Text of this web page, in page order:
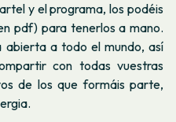
y el programa, los podéis
pdf) para tenerlos a mano.
abierta a todo el mundo, así
con todas vuestras
de los que formáis parte,